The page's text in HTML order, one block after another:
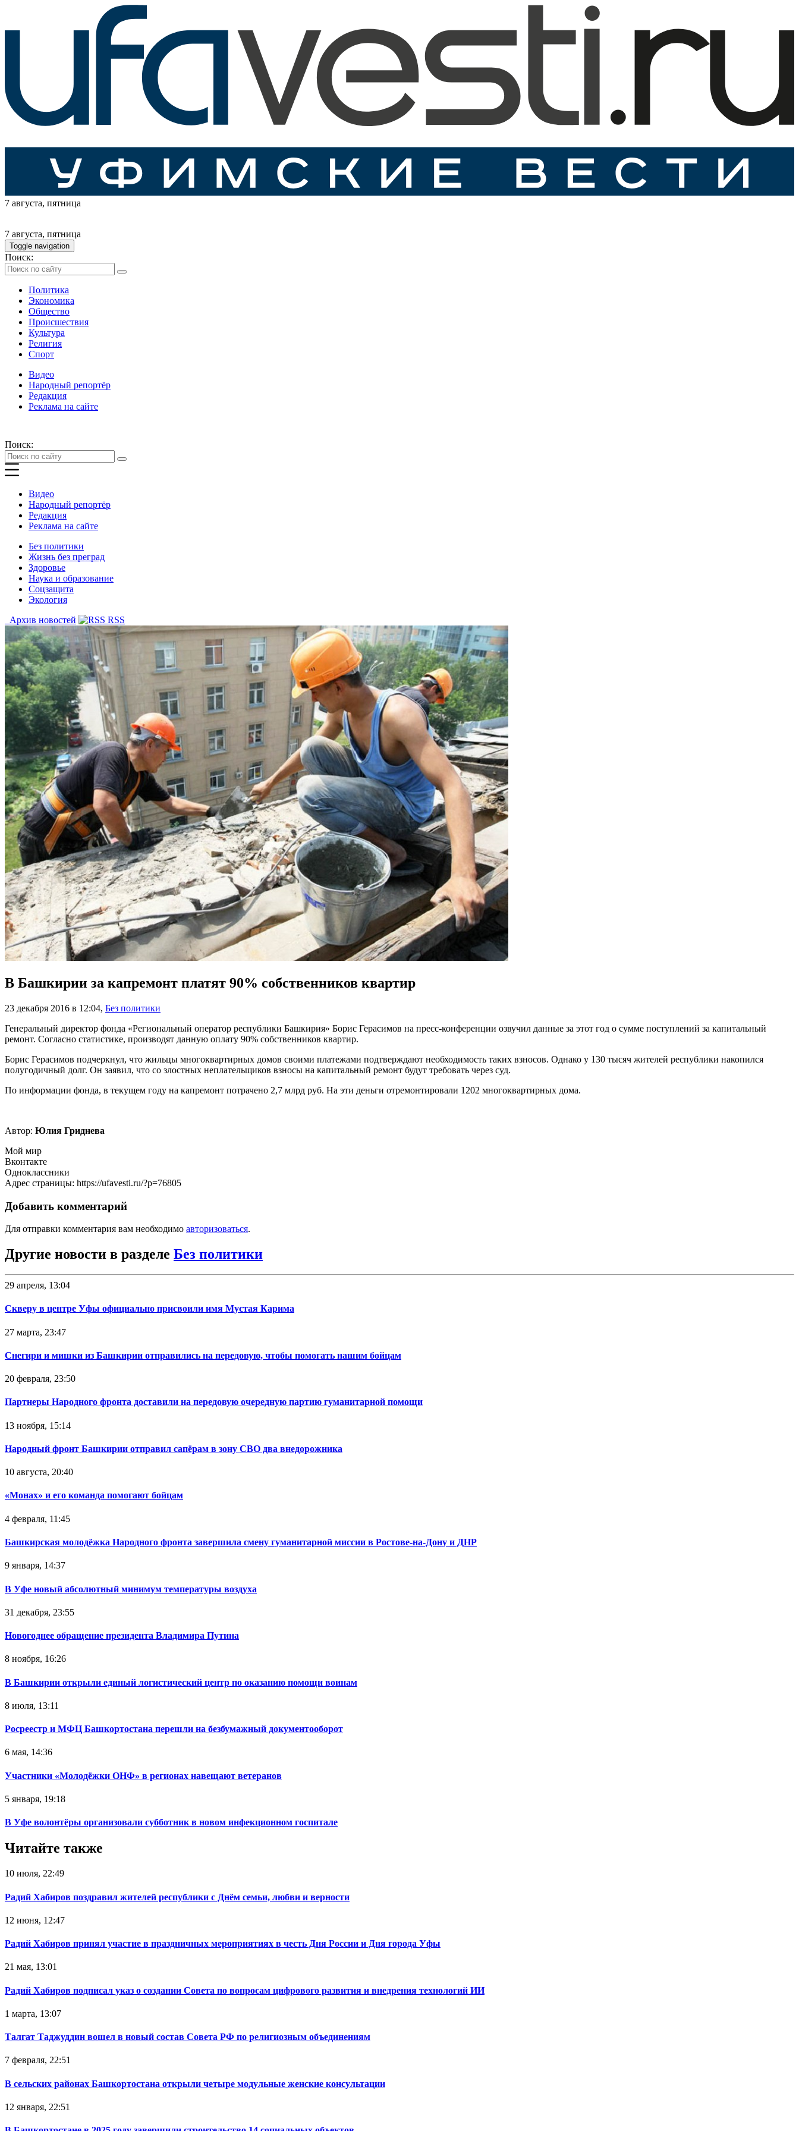
7 августа, пятница
7 августа, пятница
Toggle navigation
Поиск:
Политика
Экономика
Общество
Происшествия
Культура
Религия
Спорт
Видео
Народный репортёр
Редакция
Реклама на сайте
Поиск:
Видео
Народный репортёр
Редакция
Реклама на сайте
Без политики
Жизнь без преград
Здоровье
Наука и образование
Соцзащита
Экология
Архив новостей
RSS
В Башкирии за капремонт платят 90% собственников квартир
23 декабря 2016 в 12:04, Без политики
Генеральный директор фонда «Региональный оператор республики Башкирия» Борис Герасимов на пресс-конференции озвучил данные за этот год о сумме поступлений за капитальный
ремонт. Согласно статистике, производят данную оплату 90% собственников квартир.
Борис Герасимов подчеркнул, что жильцы многоквартирных домов своими платежами подтверждают необходимость таких взносов. Однако у 130 тысяч жителей республики накопился
полугодичный долг. Он заявил, что со злостных неплательщиков взносы на капитальный ремонт будут требовать через суд.
По информации фонда, в текущем году на капремонт потрачено 2,7 млрд руб. На эти деньги отремонтировали 1202 многоквартирных дома.
Автор: Юлия Гриднева
Мой мир
Вконтакте
Одноклассники
Адрес страницы: https://ufavesti.ru/?p=76805
Добавить комментарий
Для отправки комментария вам необходимо авторизоваться.
Другие новости в разделе Без политики
29 апреля, 13:04
Скверу в центре Уфы официально присвоили имя Мустая Карима
27 марта, 23:47
Снегири и мишки из Башкирии отправились на передовую, чтобы помогать нашим бойцам
20 февраля, 23:50
Партнеры Народного фронта доставили на передовую очередную партию гуманитарной помощи
13 ноября, 15:14
Народный фронт Башкирии отправил сапёрам в зону СВО два внедорожника
10 августа, 20:40
«Монах» и его команда помогают бойцам
4 февраля, 11:45
Башкирская молодёжка Народного фронта завершила смену гуманитарной миссии в Ростове-на-Дону и ДНР
9 января, 14:37
В Уфе новый абсолютный минимум температуры воздуха
31 декабря, 23:55
Новогоднее обращение президента Владимира Путина
8 ноября, 16:26
В Башкирии открыли единый логистический центр по оказанию помощи воинам
8 июля, 13:11
Росреестр и МФЦ Башкортостана перешли на безбумажный документооборот
6 мая, 14:36
Участники «Молодёжки ОНФ» в регионах навещают ветеранов
5 января, 19:18
В Уфе волонтёры организовали субботник в новом инфекционном госпитале
Читайте также
10 июля, 22:49
Радий Хабиров поздравил жителей республики с Днём семьи, любви и верности
12 июня, 12:47
Радий Хабиров принял участие в праздничных мероприятиях в честь Дня России и Дня города Уфы
21 мая, 13:01
Радий Хабиров подписал указ о создании Совета по вопросам цифрового развития и внедрения технологий ИИ
1 марта, 13:07
Талгат Таджуддин вошел в новый состав Совета РФ по религиозным объединениям
7 февраля, 22:51
В сельских районах Башкортостана открыли четыре модульные женские консультации
12 января, 22:51